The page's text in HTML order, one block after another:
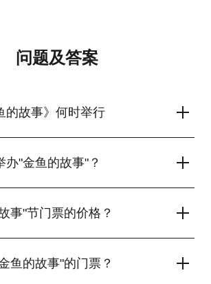
问题及答案
的故事》何时举行
长将参加一个惊人的节目。 一个令人难忘的
情感和神奇的心情。 门票已经在我们的网站
办"金鱼的故事"？
术家提供看到神奇的表演，这将由训练有素
！
事"节门票的价格？
的日期，时间和地点而异。 您将能够在网站
鱼的故事"的门票？